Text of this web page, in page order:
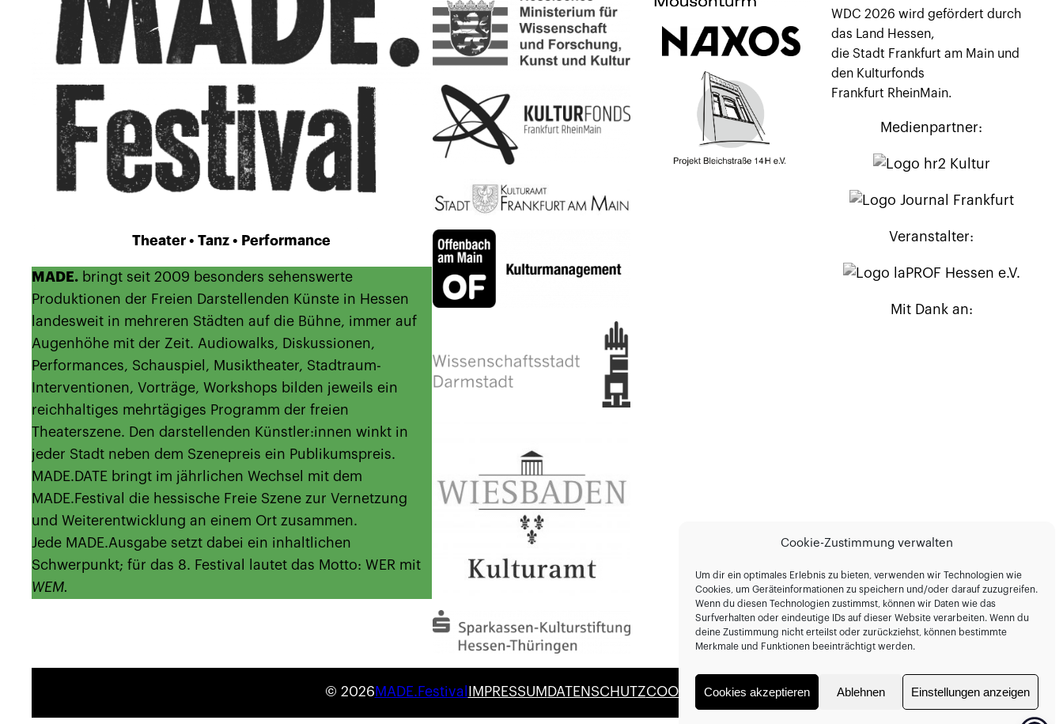
Cookie-Zustimmung verwalten
Um dir ein optimales Erlebnis zu bieten, verwenden wir Technologien wie
Cookies, um Geräteinformationen zu speichern und/oder darauf zuzugreifen.
Wenn du diesen Technologien zustimmst, können wir Daten wie das
Surfverhalten oder eindeutige IDs auf dieser Website verarbeiten. Wenn du
deine Zustimmung nicht erteilst oder zurückziehst, können bestimmte
Merkmale und Funktionen beeinträchtigt werden.
Cookies akzeptieren Ablehnen Einstellungen anzeigen
Theater • Tanz • Performance
MADE. bringt seit 2009 besonders sehenswerte
Produktionen der Freien Darstellenden Künste in Hessen
landesweit in mehreren Städten auf die Bühne, immer auf
Augenhöhe mit der Zeit. Audiowalks, Diskussionen,
Performances, Schauspiel, Musiktheater, Stadtraum-
Interventionen, Vorträge, Workshops bilden jeweils ein
reichhaltiges mehrtägiges Programm der freien
Theaterszene. Den darstellenden Künstler:innen winkt in
jeder Stadt neben dem Szenepreis ein Publikumspreis.
MADE.DATE bringt im jährlichen Wechsel mit dem
MADE.Festival die hessische Freie Szene zur Vernetzung
und Weiterentwicklung an einem Ort zusammen.
Jede MADE.Ausgabe setzt dabei ein inhaltlichen
Schwerpunkt; für das 8. Festival lautet das Motto: WER mit
WEM.
WDC 2026 wird gefördert durch
das Land Hessen,
die Stadt Frankfurt am Main und
den Kulturfonds
Frankfurt RheinMain.
Medienpartner:
Veranstalter:
Mit Dank an:
© 2026 MADE.Festival IMPRESSUM DATENSCHUTZCOOKIES (EU)